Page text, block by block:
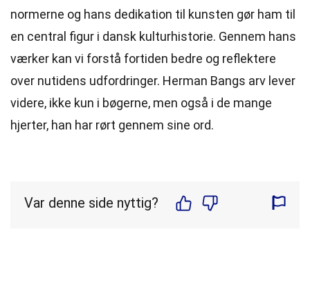
normerne og hans dedikation til kunsten gør ham til
en central figur i dansk kulturhistorie. Gennem hans
værker kan vi forstå fortiden bedre og reflektere
over nutidens udfordringer. Herman Bangs arv lever
videre, ikke kun i bøgerne, men også i de mange
hjerter, han har rørt gennem sine ord.
Var denne side nyttig?